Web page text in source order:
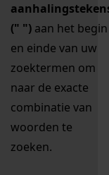
(" ") aan het begin
en einde van uw
zoektermen om
naar de exacte
combinatie van
woorden te
zoeken.